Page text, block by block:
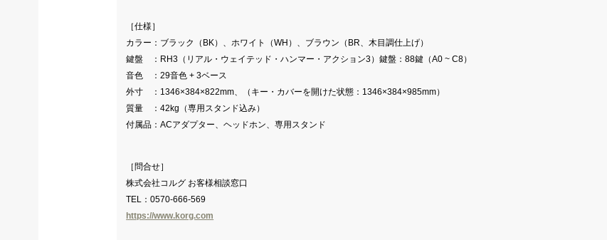
［仕様］
カラー：ブラック（BK）、ホワイト（WH）、ブラウン（BR、木目調仕上げ）
鍵盤 ：RH3（リアル・ウェイテッド・ハンマー・アクション3）鍵盤：88鍵（A0 ~ C8）
音色 ：29音色 + 3ベース
外寸 ：1346×384×822mm、（キー・カバーを開けた状態：1346×384×985mm）
質量 ：42kg（専用スタンド込み）
付属品：ACアダプター、ヘッドホン、専用スタンド
［問合せ］
株式会社コルグ お客様相談窓口
TEL：0570-666-569
https://www.korg.com